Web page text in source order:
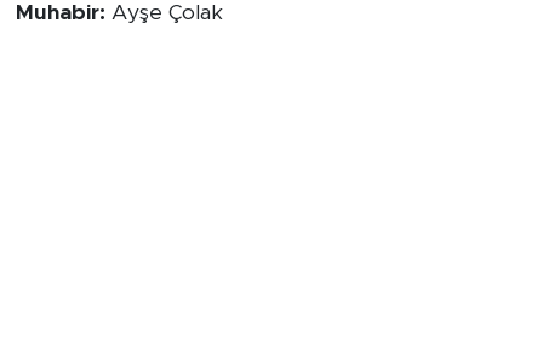
Muhabir: Ayşe Çolak